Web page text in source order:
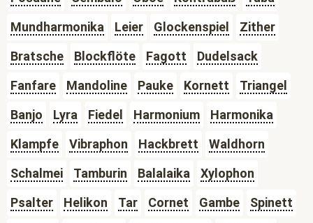
Mundharmonika
Leier Glockenspiel
Zither
Bratsche
Blockflöte Fagott
Dudelsack
Fanfare
Mandoline Pauke Kornett
Triangel
Banjo
Lyra Fiedel Harmonium
Harmonika
Klampfe
Vibraphon Hackbrett
Waldhorn
Schalmei
Tamburin Balalaika
Xylophon
Psalter
Helikon Tar Cornet Gambe
Spinett